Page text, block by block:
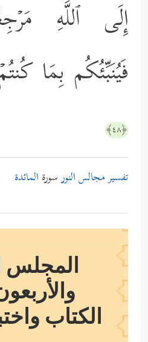
إِلَى ٱللَّهِ
فَیُنَبِّئُكُم بِمَا
﴿٤٨﴾
تفسير مجالس النورسورة المائدة
المجلس
الكتاب